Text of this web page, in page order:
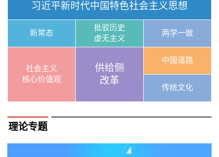
习近平新时代中国特色社会主义思想
新常态
批驳历史
虚无主义
两学一做
社会主义
核心价值观
供给侧
改革
中国道路
传统文化
理论专题